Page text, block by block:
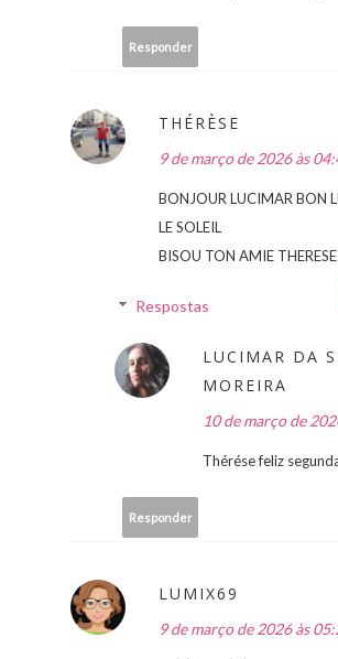
Responder
THÉRÈSE
9 de março de 2026 às
BONJOUR LUCIMAR BON
LE SOLEIL
BISOU TON AMIE THERESE
Respostas
LUCIMAR DA
MOREIRA
10 de março de
Thérése feliz
Responder
LUMIX69
9 de março de 2026 às